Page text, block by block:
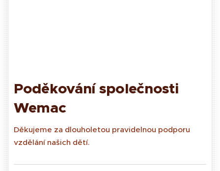
Poděkování společnosti
Wemac
Děkujeme za dlouholetou pravidelnou podporu
vzdělání našich dětí.